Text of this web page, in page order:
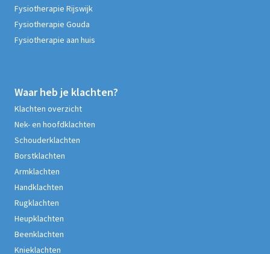
Fysiotherapie Rijswijk
Fysiotherapie Gouda
Fysiotherapie aan huis
Waar heb je klachten?
Klachten overzicht
Nek- en hoofdklachten
Schouderklachten
Borstklachten
Armklachten
Handklachten
Rugklachten
Heupklachten
Beenklachten
Knieklachten